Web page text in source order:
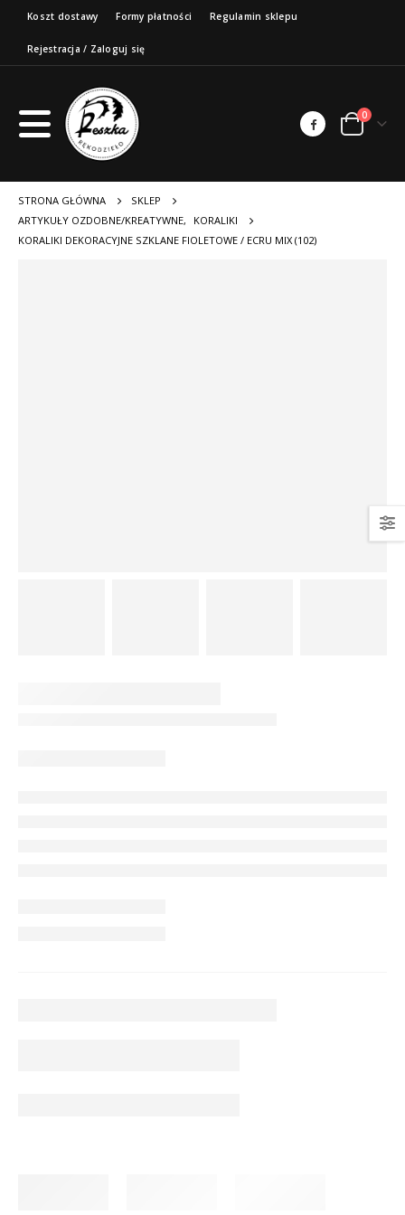
Koszt dostawy Formy płatności Regulamin sklepu
Rejestracja / Zaloguj się
0
STRONA GŁÓWNA
SKLEP
ARTYKUŁY OZDOBNE/KREATYWNE,
KORALIKI
KORALIKI DEKORACYJNE SZKLANE FIOLETOWE / ECRU MIX (102)